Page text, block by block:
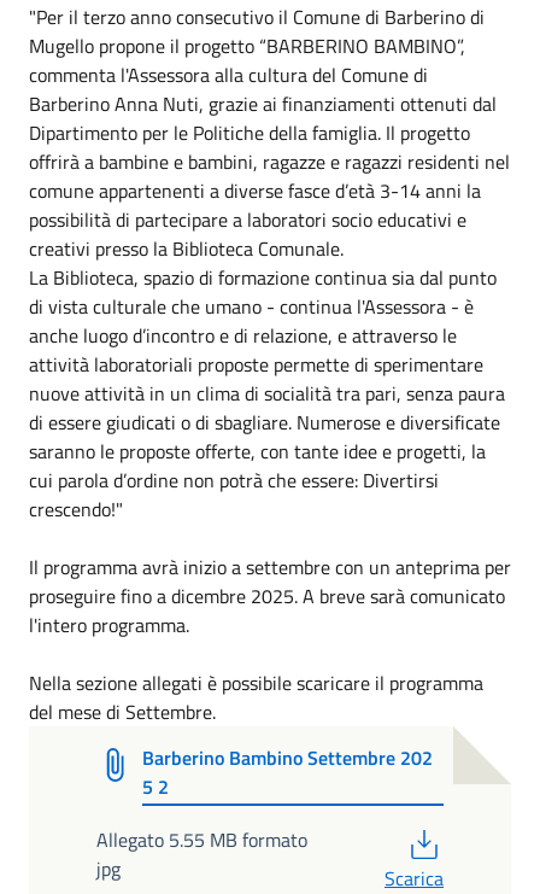
"Per il terzo anno consecutivo il Comune di Barberino di
Mugello propone il progetto “BARBERINO BAMBINO”,
commenta l'Assessora alla cultura del Comune di
Barberino Anna Nuti, grazie ai finanziamenti ottenuti dal
Dipartimento per le Politiche della famiglia. Il progetto
offrirà a bambine e bambini, ragazze e ragazzi residenti nel
comune appartenenti a diverse fasce d’età 3-14 anni la
possibilità di partecipare a laboratori socio educativi e
creativi presso la Biblioteca Comunale.
La Biblioteca, spazio di formazione continua sia dal punto
di vista culturale che umano - continua l'Assessora - è
anche luogo d’incontro e di relazione, e attraverso le
attività laboratoriali proposte permette di sperimentare
nuove attività in un clima di socialità tra pari, senza paura
di essere giudicati o di sbagliare. Numerose e diversificate
saranno le proposte offerte, con tante idee e progetti, la
cui parola d’ordine non potrà che essere: Divertirsi
crescendo!"
Il programma avrà inizio asettembrecon un anteprima per
proseguire fino adicembre 2025. A breve sarà comunicato
l'intero programma.
Nella sezione allegati è possibile scaricare il programma
del mese di Settembre.
Barberino Bambino Settembre 202
5 2
Allegato 5.55 MB formato
jpg
Scarica